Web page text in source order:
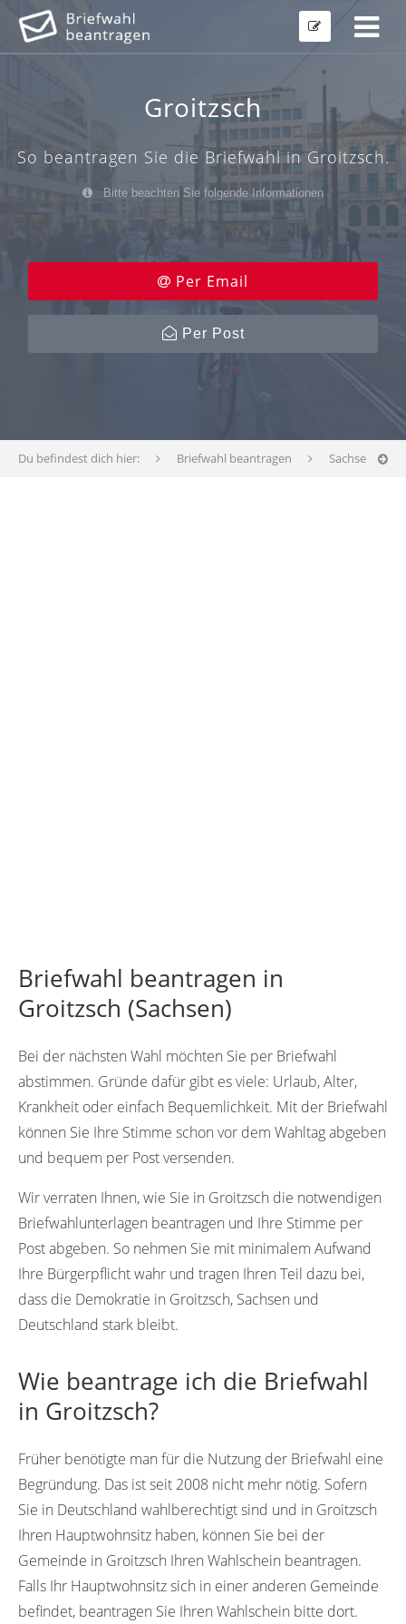
Groitzsch
So beantragen Sie die Briefwahl in Groitzsch.
Bitte beachten Sie folgende Informationen
Per Email
Per Post
Du befindest dich hier: Briefwahl beantragen Sachsen
Briefwahl beantragen in
Groitzsch (Sachsen)
Bei der nächsten Wahl möchten Sie per Briefwahl
abstimmen. Gründe dafür gibt es viele: Urlaub, Alter,
Krankheit oder einfach Bequemlichkeit. Mit der Briefwahl
können Sie Ihre Stimme schon vor dem Wahltag abgeben
und bequem per Post versenden.
Wir verraten Ihnen, wie Sie in Groitzsch die notwendigen
Briefwahlunterlagen beantragen und Ihre Stimme per
Post abgeben. So nehmen Sie mit minimalem Aufwand
Ihre Bürgerpflicht wahr und tragen Ihren Teil dazu bei,
dass die Demokratie in Groitzsch, Sachsen und
Deutschland stark bleibt.
Wie beantrage ich die Briefwahl
in Groitzsch?
Früher benötigte man für die Nutzung der Briefwahl eine
Begründung. Das ist seit 2008 nicht mehr nötig. Sofern
Sie in Deutschland wahlberechtigt sind und in Groitzsch
Ihren Hauptwohnsitz haben, können Sie bei der
Gemeinde in Groitzsch Ihren Wahlschein beantragen.
Falls Ihr Hauptwohnsitz sich in einer anderen Gemeinde
befindet, beantragen Sie Ihren Wahlschein bitte dort.